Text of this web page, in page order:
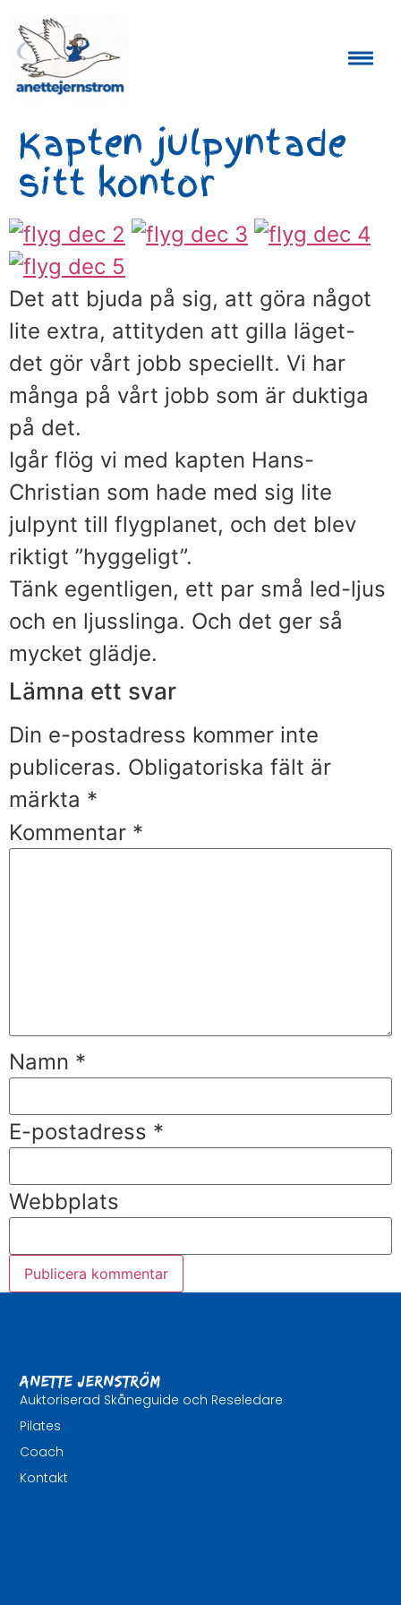
Kapten julpyntade
sitt kontor
Det att bjuda på sig, att göra något
lite extra, attityden att gilla läget-
det gör vårt jobb speciellt. Vi har
många på vårt jobb som är duktiga
på det.
Igår flög vi med kapten Hans-
Christian som hade med sig lite
julpynt till flygplanet, och det blev
riktigt ”hyggeligt”.
Tänk egentligen, ett par små led-ljus
och en ljusslinga. Och det ger så
mycket glädje.
Lämna ett svar
Din e-postadress kommer inte
publiceras. Obligatoriska fält är
märkta *
Kommentar *
Namn *
E-postadress *
Webbplats
Anette Jernström
Auktoriserad Skåneguide och Reseledare
Pilates
Coach
Kontakt